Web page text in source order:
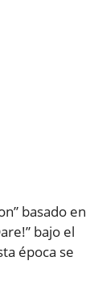
basado en
bajo el
época se